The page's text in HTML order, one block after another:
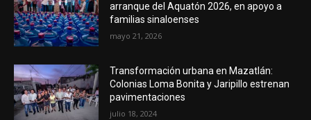
arranque del Aquatón 2026, en apoyo a
familias sinaloenses
mayo 21, 2026
Transformación urbana en Mazatlán:
Colonias Loma Bonita y Jaripillo estrenan
pavimentaciones
julio 18, 2024